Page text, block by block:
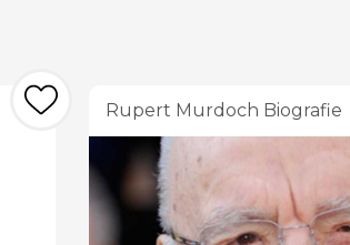
Rupert Murdoch Biografie